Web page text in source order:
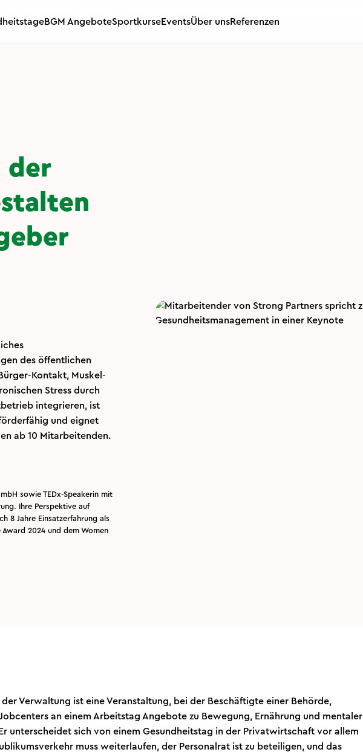
BGM AngeboteSportkurseEventsÜber unsReferenzen
der
des öffentlichen
Kontakt, Muskel-
Stress durch
integrieren, ist
und eignet
ab 10 Mitarbeitenden.
sowie TEDx-Speakerin mit
Ihre Perspektive auf
8 Jahre Einsatzerfahrung als
Award 2024 und dem Women
der Verwaltung ist eine Veranstaltung, bei der Beschäftigte einer Behörde,
an einem Arbeitstag Angebote zu Bewegung, Ernährung und mentaler
unterscheidet sich von einem Gesundheitstag in der Privatwirtschaft vor allem
muss weiterlaufen, der Personalrat ist zu beteiligen, und das